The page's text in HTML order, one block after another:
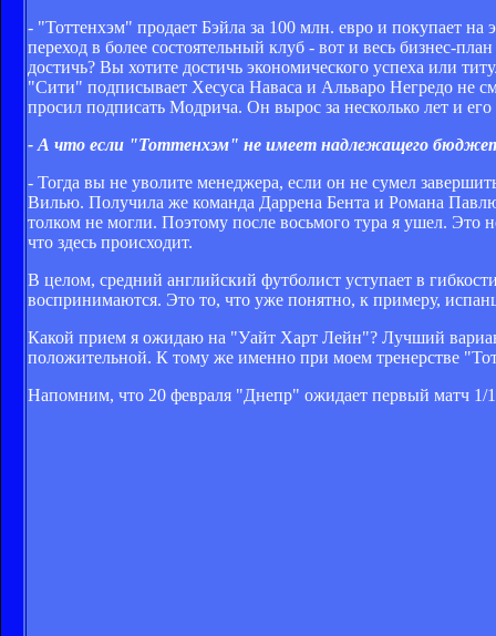
- "Тоттенхэм" продает Бэйла за 100 млн. евро и покупает на
переход в более состоятельный клуб - вот и весь бизнес-
достичь? Вы хотите достичь экономического успеха или
"Сити" подписывает Хесуса Наваса и Альваро Негредо не
просил подписать Модрича. Он вырос за несколько лет и
- А что если "Тоттенхэм" не имеет надлежащего
- Тогда вы не уволите менеджера, если он не сумел
Вилью. Получила же команда Даррена Бента и Романа
толком не могли. Поэтому после восьмого тура я ушел. Это
что здесь происходит.
В целом, средний английский футболист уступает в
воспринимаются. Это то, что уже понятно, к примеру,
Какой прием я ожидаю на "Уайт Харт Лейн"? Лучший
положительной. К тому же именно при моем тренерстве
Напомним, что 20 февраля "Днепр" ожидает первый матч